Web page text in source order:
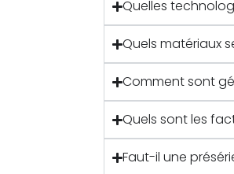
Quelles
Quels matériaux
Comment sont
Quels sont les
Faut-il une